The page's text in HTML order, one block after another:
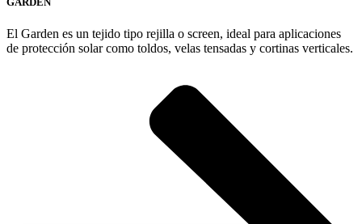
El Garden es un tejido tipo rejilla o screen, ideal para aplicaciones
de protección solar como toldos, velas tensadas y cortinas verticales.